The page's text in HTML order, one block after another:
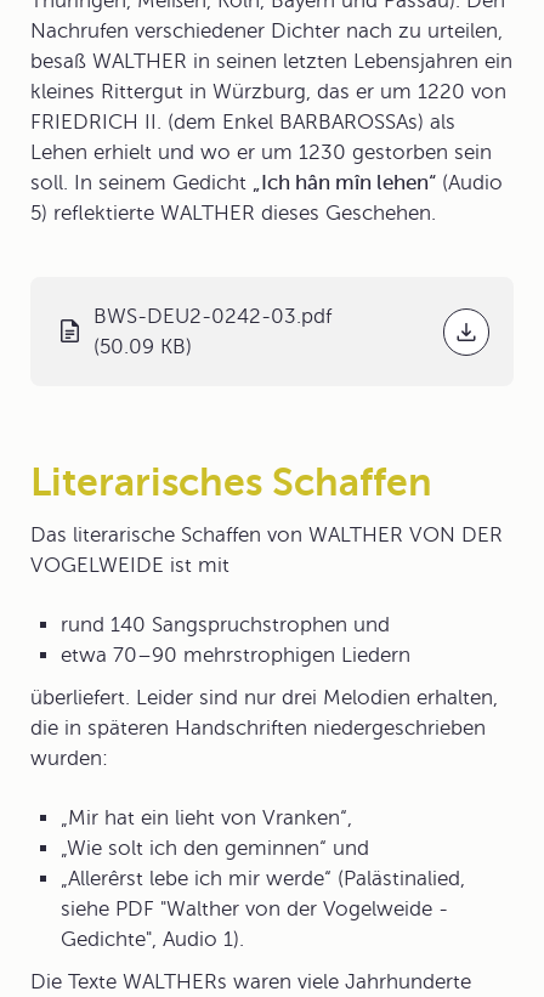
Nachrufen verschiedener Dichter nach zu urteilen,
besaß WALTHER in seinen letzten Lebensjahren ein
kleines Rittergut in Würzburg, das er um 1220 von
FRIEDRICH II. (dem Enkel BARBAROSSAs) als
Lehen erhielt und wo er um 1230 gestorben sein
soll. In seinem Gedicht „Ich hân mîn lehen“ (Audio
5) reflektierte WALTHER dieses Geschehen.
BWS-DEU2-0242-03.pdf
(50.09 KB)
Literarisches Schaffen
Das literarische Schaffen von WALTHER VON DER
VOGELWEIDE ist mit
rund 140 Sangspruchstrophen und
etwa 70–90 mehrstrophigen Liedern
überliefert. Leider sind nur drei Melodien erhalten,
die in späteren Handschriften niedergeschrieben
wurden:
„Mir hat ein lieht von Vranken“,
„Wie solt ich den geminnen“ und
„Allerêrst lebe ich mir werde“ (Palästinalied,
siehe PDF "Walther von der Vogelweide -
Gedichte", Audio 1).
Die Texte WALTHERs waren viele Jahrhunderte